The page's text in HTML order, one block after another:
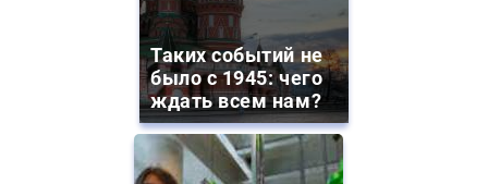
Таких событий не
было с 1945: чего
ждать всем нам?